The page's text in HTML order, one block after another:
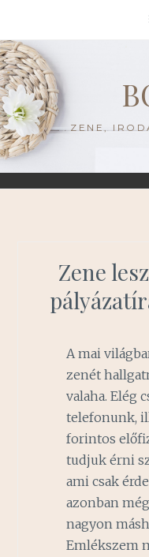
content
ZENE,
Zene
A mai
zenét
valaha. Elég
telefonunk,
forintos
tudjuk érni
ami csak
azonban
nagyon
Emlékszem